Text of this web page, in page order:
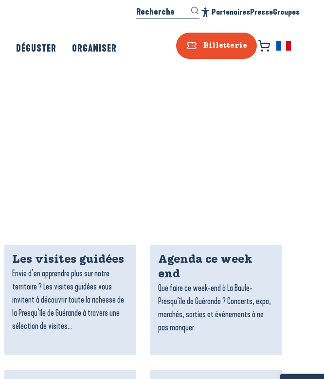
Billetterie
Recherche PartenairesPresseGroupes
DÉGUSTER ORGANISER
Les visites guidées
Envie d’en apprendre plus sur notre
territoire ? Les visites guidées vous
invitent à découvrir toute la richesse de
la Presqu’île de Guérande à travers une
sélection de visites...
Agenda ce week
end
Que faire ce week-end à La Baule-
Presqu’île de Guérande ? Concerts, expo,
marchés, sorties et événements à ne
pas manquer.